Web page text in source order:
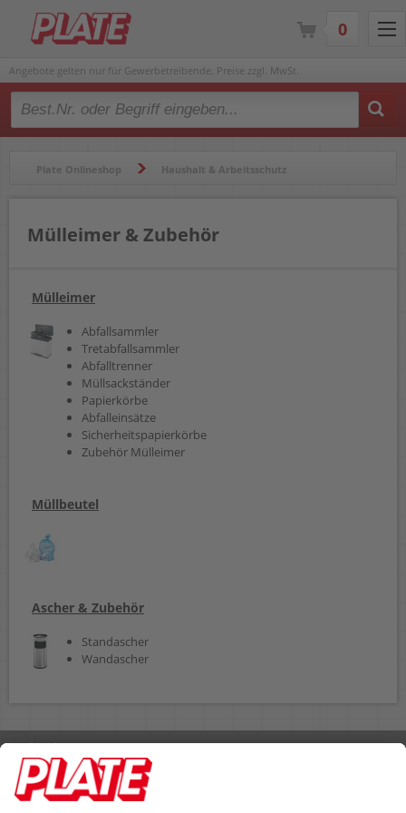
Angebote gelten nur für Gewerbetreibende. Preise zzgl. MwSt.
Type 2 or more characters for results.
Plate Onlineshop Haushalt & Arbeitsschutz
Mülleimer & Zubehör
Mülleimer
Abfallsammler
Tretabfallsammler
Abfalltrenner
Müllsackständer
Papierkörbe
Abfalleinsätze
Sicherheitspapierkörbe
Zubehör Mülleimer
Müllbeutel
Ascher & Zubehör
Standascher
Wandascher
Rufen Sie uns an 04298 401-0
Lieferbedingungen Impressum
0